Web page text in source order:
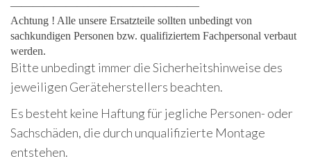
—————————————————
Achtung ! Alle unsere Ersatzteile sollten unbedingt von
sachkundigen Personen bzw. qualifiziertem Fachpersonal verbaut
werden.
Bitte unbedingt immer die Sicherheitshinweise des
jeweiligen Geräteherstellers beachten.
Es besteht keine Haftung für jegliche Personen- oder
Sachschäden, die durch unqualifizierte Montage
entstehen.